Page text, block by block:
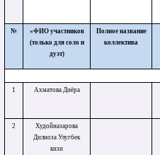
№
«ФИО участников
(только для соло и
дуэт)
Полное название
коллектива
1
Ахматова Диёра
2
Худойназарова
Дилноза Улугбек
кизи